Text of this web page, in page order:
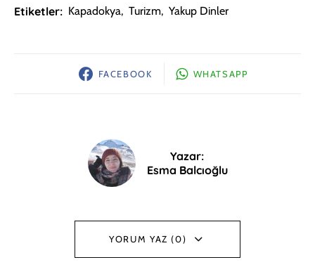
Etiketler: Kapadokya, Turizm, Yakup Dinler
FACEBOOK WHATSAPP
Yazar:
Esma Balcıoğlu
YORUM YAZ (0)